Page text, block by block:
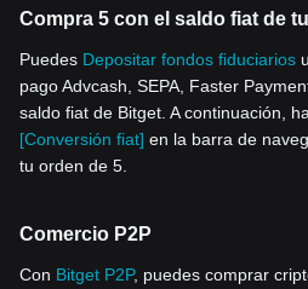
Compra 5 con el saldo fiat de
Puedes Depositar fondos fiduciarios
pago Advcash, SEPA, Faster
saldo fiat de Bitget. A continuación,
[Conversión fiat] en la barra de
tu orden de 5.
Comercio P2P
Con Bitget P2P, puedes comprar